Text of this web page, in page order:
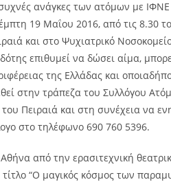
ανάγκες των ατόμων με
19 Μαΐου 2016, από τις 8.30
και στο Ψυχιατρικό
επιθυμεί να δώσει αίμα,
της Ελλάδας και
στην τράπεζα του Συλλόγου
Πειραιά και στη συνέχεια να
στο τηλέφωνο 690 760 5396.
από την ερασιτεχνική
“Ο μαγικός κόσμος των